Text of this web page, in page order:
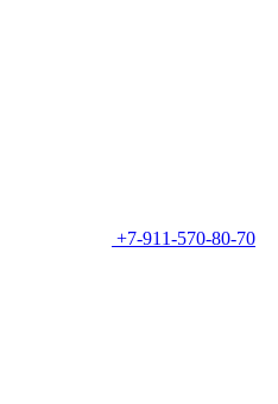
+7-911-570-80-70